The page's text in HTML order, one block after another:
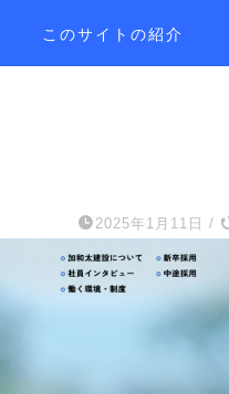
このサイトの紹介
2025年1月11日 /